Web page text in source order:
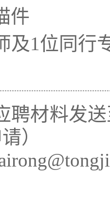
件
及1位同行
聘材料发
）